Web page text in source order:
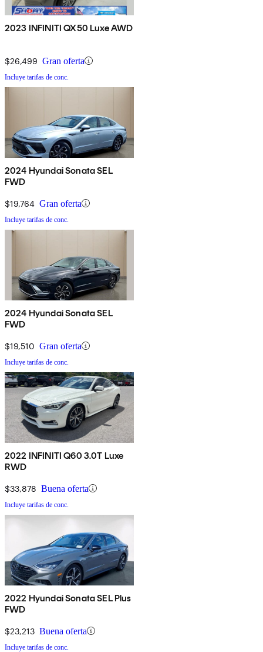
2023 INFINITI QX50 Luxe AWD
$26,499 Gran oferta
Incluye tarifas de conc.
2024 Hyundai Sonata SEL
FWD
$19,764 Gran oferta
Incluye tarifas de conc.
2024 Hyundai Sonata SEL
FWD
$19,510 Gran oferta
Incluye tarifas de conc.
2022 INFINITI Q60 3.0T Luxe
RWD
$33,878 Buena oferta
Incluye tarifas de conc.
2022 Hyundai Sonata SEL Plus
FWD
$23,213 Buena oferta
Incluye tarifas de conc.